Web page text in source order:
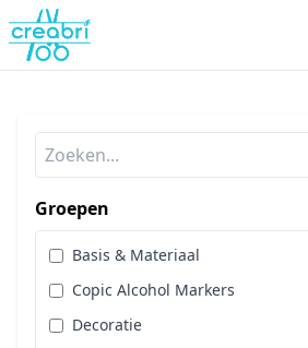
Groepen
Basis & Materiaal
Copic Alcohol Markers
Decoratie